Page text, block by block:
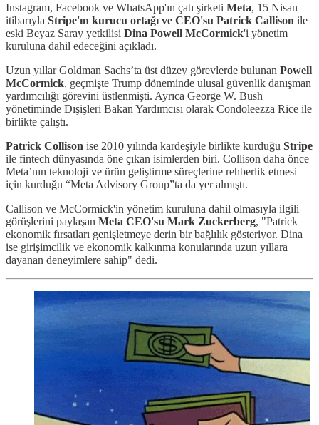
Instagram, Facebook ve WhatsApp'ın çatı şirketi Meta, 15 Nisan
itibarıyla Stripe'ın kurucu ortağı ve CEO'su Patrick Callison ile
eski Beyaz Saray yetkilisi Dina Powell McCormick'i yönetim
kuruluna dahil edeceğini açıkladı.
Uzun yıllar Goldman Sachs’ta üst düzey görevlerde bulunan Powell
McCormick, geçmişte Trump döneminde ulusal güvenlik danışman
yardımcılığı görevini üstlenmişti. Ayrıca George W. Bush
yönetiminde Dışişleri Bakan Yardımcısı olarak Condoleezza Rice ile
birlikte çalıştı.
Patrick Collison ise 2010 yılında kardeşiyle birlikte kurduğu Stripe
ile fintech dünyasında öne çıkan isimlerden biri. Collison daha önce
Meta’nın teknoloji ve ürün geliştirme süreçlerine rehberlik etmesi
için kurduğu “Meta Advisory Group”ta da yer almıştı.
Callison ve McCormick'in yönetim kuruluna dahil olmasıyla ilgili
görüşlerini paylaşan Meta CEO'su Mark Zuckerberg, "Patrick
ekonomik fırsatları genişletmeye derin bir bağlılık gösteriyor. Dina
ise girişimcilik ve ekonomik kalkınma konularında uzun yıllara
dayanan deneyimlere sahip" dedi.